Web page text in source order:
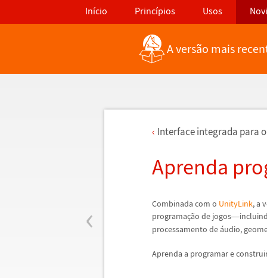
Início Princípios Usos
A versão mais
‹
Interface integrada para
Aprenda
Combinada com o UnityLink, a
programação de jogos—
processamento deáudio,
Aprenda a programar e